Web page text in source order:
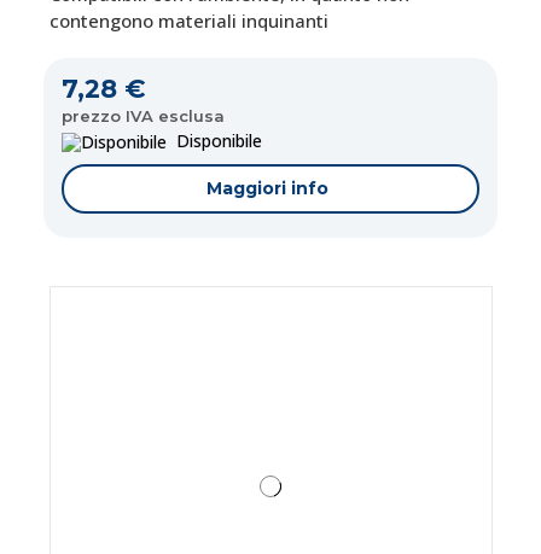
contengono materiali inquinanti
7,28 €
prezzo IVA esclusa
Disponibile
Maggiori info